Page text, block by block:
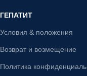
ГЕПАТИТ
Условия & положения
Возврат и возмещение
Политика